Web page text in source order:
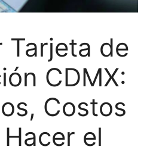
Tarjeta de
CDMX:
Costos
el